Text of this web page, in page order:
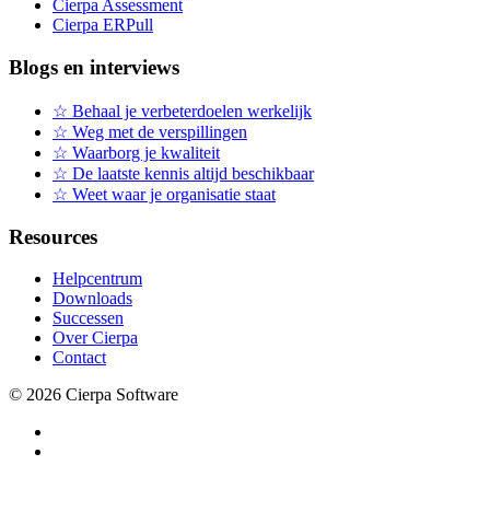
Cierpa Assessment
Cierpa ERPull
Blogs en interviews
☆ Behaal je verbeterdoelen werkelijk
☆ Weg met de verspillingen
☆ Waarborg je kwaliteit
☆ De laatste kennis altijd beschikbaar
☆ Weet waar je organisatie staat
Resources
Helpcentrum
Downloads
Successen
Over Cierpa
Contact
© 2026 Cierpa Software